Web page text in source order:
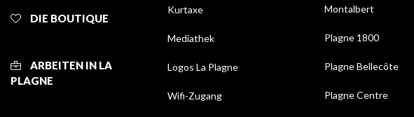
DIE BOUTIQUE
ARBEITEN IN LA
PLAGNE
Kurtaxe
Mediathek
Logos La Plagne
Wifi-Zugang
Montalbert
Plagne 1800
Plagne Bellecôte
Plagne Centre